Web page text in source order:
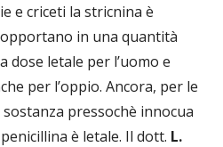
e criceti la stricnina è
in una quantità
dose letale per l’uomo e
per l’oppio. Ancora, per le
sostanza pressochè innocua
è letale. Il dott. L.